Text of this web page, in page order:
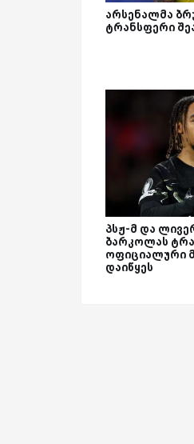
არსენალმა
ტრანსფერი
პსჟ-მ და
ბარკოლას
ოფიციალური
დაიწყეს